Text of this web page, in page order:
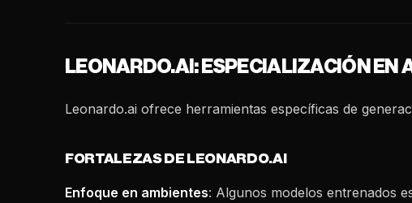
LEONARDO.AI: ESPECIALIZACIÓN EN
Leonardo.ai ofrece herramientas específicas de
FORTALEZAS DE LEONARDO.AI
Enfoque en ambientes: Algunos modelos entrenados